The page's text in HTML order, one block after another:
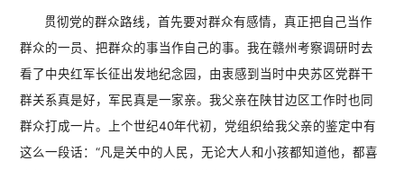
贯彻党的群众路线，首先要对群众有感情，真正把自己当作
群众的一员、把群众的事当作自己的事。我在赣州考察调研时去
看了中央红军长征出发地纪念园，由衷感到当时中央苏区党群干
群关系真是好，军民真是一家亲。我父亲在陕甘边区工作时也同
群众打成一片。上个世纪40年代初，党组织给我父亲的鉴定中有
这么一段话：“凡是关中的人民，无论大人和小孩都知道他，都喜